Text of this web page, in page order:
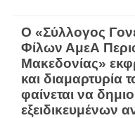
Ο «Σύλλογος
Φίλων ΑμεΑ
Μακεδονίας»
και διαμαρτυρία
φαίνεται να
εξειδικευμένων